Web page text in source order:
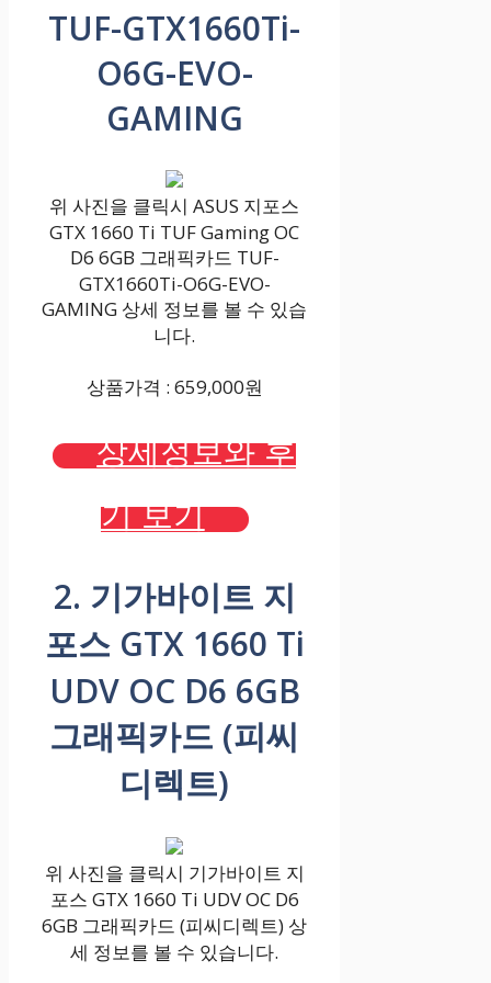
TUF-GTX1660Ti-
O6G-EVO-
GAMING
위 사진을 클릭시 ASUS 지포스
GTX 1660 Ti TUF Gaming OC
D6 6GB 그래픽카드 TUF-
GTX1660Ti-O6G-EVO-
GAMING 상세 정보를 볼 수 있습
니다.
상품가격 : 659,000원
상세정보와 후
기 보기
2. 기가바이트 지
포스 GTX 1660 Ti
UDV OC D6 6GB
그래픽카드 (피씨
디렉트)
위 사진을 클릭시 기가바이트 지
포스 GTX 1660 Ti UDV OC D6
6GB 그래픽카드 (피씨디렉트) 상
세 정보를 볼 수 있습니다.